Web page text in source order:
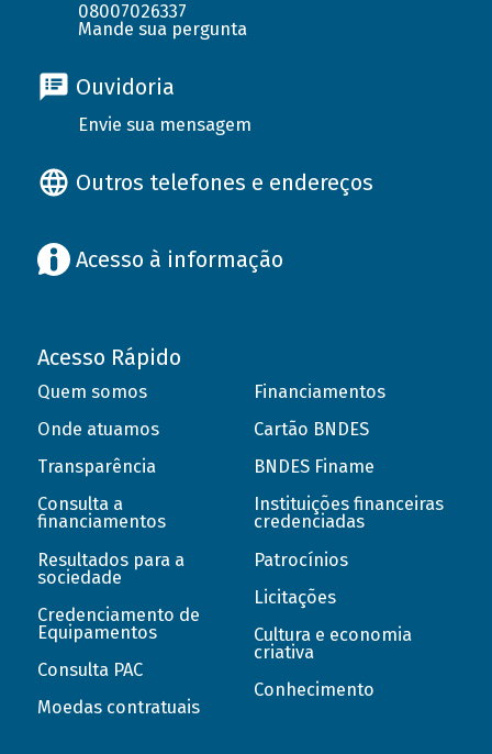
08007026337
Mande sua pergunta
Ouvidoria
Envie sua mensagem
Outros telefones e endereços
Acesso à informação
Acesso Rápido
Quem somos
Onde atuamos
Transparência
Consulta a
financiamentos
Resultados para a
sociedade
Credenciamento de
Equipamentos
Consulta PAC
Moedas contratuais
Financiamentos
Cartão BNDES
BNDES Finame
Instituições financeiras
credenciadas
Patrocínios
Licitações
Cultura e economia
criativa
Conhecimento